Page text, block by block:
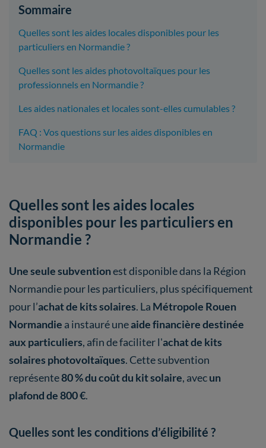
Sommaire
Quelles sont les aides locales disponibles pour les
particuliers en Normandie ?
Quelles sont les aides photovoltaïques pour les
professionnels en Normandie ?
Les aides nationales et locales sont-elles cumulables ?
FAQ : Vos questions sur les aides disponibles en
Normandie
Quelles sont les aides locales
disponibles pour les particuliers en
Normandie ?
Une seule subventionest disponible dans la Région
Normandie pour les particuliers, plus spécifiquement
pour l’achat de kits solaires. La Métropole Rouen
Normandie a instauré uneaide financière destinée
aux particuliers, afin de faciliter l'achat de kits
solaires photovoltaïques. Cette subvention
représente80 % du coût du kit solaire, avecun
plafond de 800 €.
Quelles sont les conditions d’éligibilité ?